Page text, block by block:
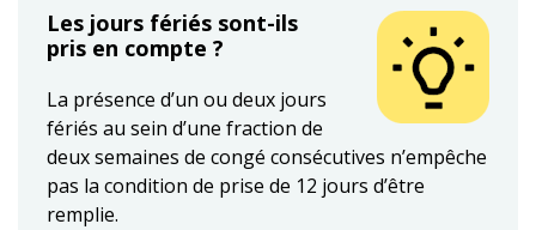
Les jours fériés sont-ils
pris en compte ?
La présence d’un ou deux jours
fériés au sein d’une fraction de
deux semaines de congé consécutives n’empêche
pas la condition de prise de 12 jours d’être
remplie.